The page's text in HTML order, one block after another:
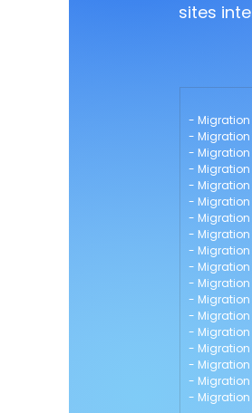
sites
-
- Migration
-
-
-
-
-
-
-
-
-
-
-
-
-
-
-
-